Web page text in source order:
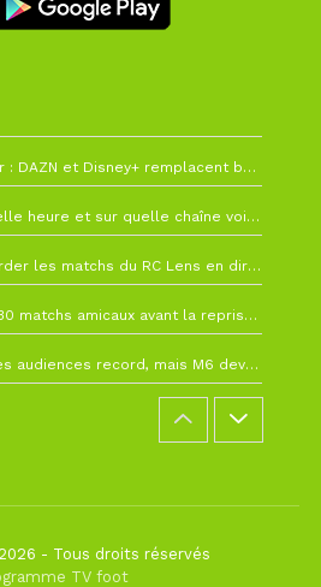
La Liga change de diffuseur : DAZN et Disney+ remplacent beIN Sports !
RC Lens – Villarreal : à quelle heure et sur quelle chaîne voir la finale de la Como Cup ?
Como Cup : comment regarder les matchs du RC Lens en direct ?
Ligue 1+ diffusera plus de 30 matchs amicaux avant la reprise de la Ligue 1
Coupe du monde 2026 : des audiences record, mais M6 devrait perdre très gros !
- Tous droits réservés
TV foot